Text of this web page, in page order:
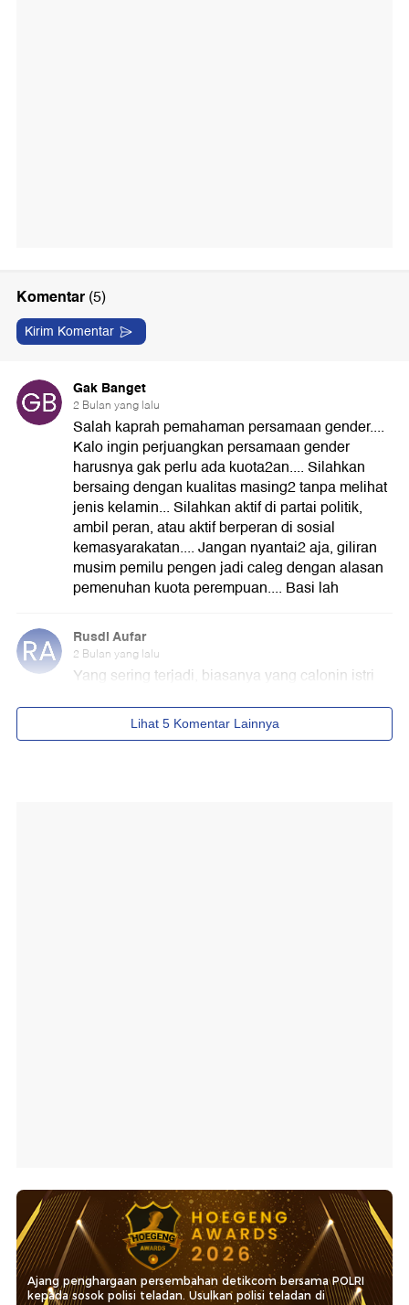
Ajang penghargaan persembahan detikcom bersama POLRI
kepada sosok polisi teladan. Usulkan polisi teladan di